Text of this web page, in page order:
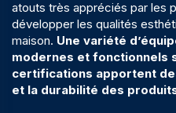
atouts très appréciés par les
développer les qualités
maison. Une variété
modernes et fonctionnels
certifications apportent
et la durabilité des